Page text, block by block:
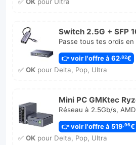
Switch 2.5G + SFP
Passe tous tes ordis en
👉 voir l'offre à 62,82€
✅ OKpour Delta, Pop, Ultra
Mini PC GMKtec
Réseau à 2.5Gb/s,
👉 voir l'offre à 519,96€
✅ OKpour Delta, Pop, Ultra